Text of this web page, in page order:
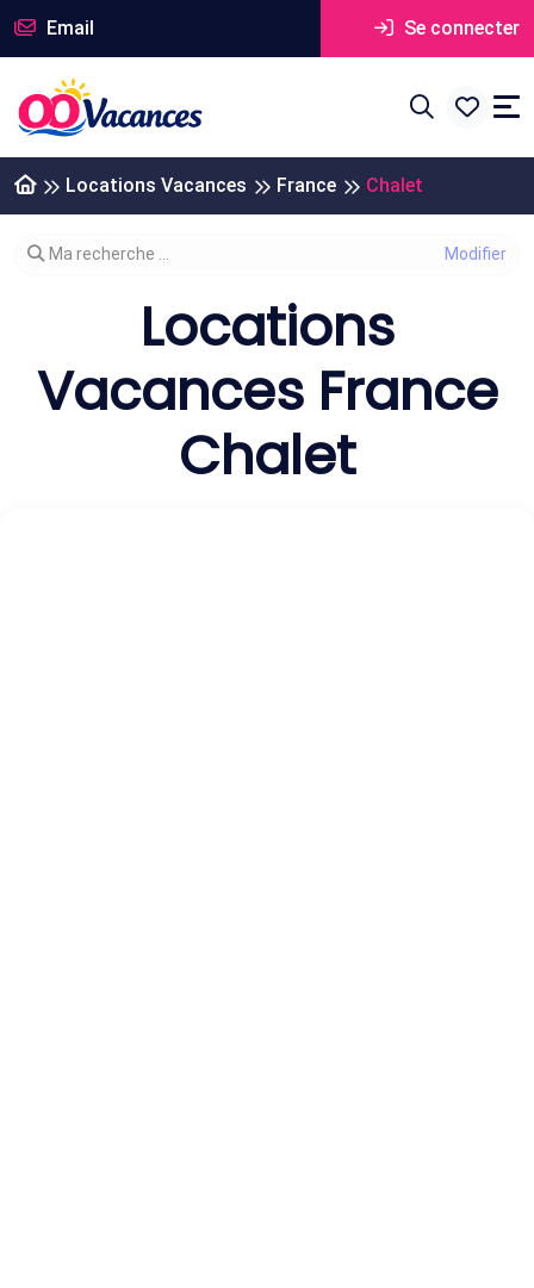
Email Se connecter
Locations Vacances France Chalet
Modifier votre recherche
Ma recherche ...
Locations
Vacances France
Chalet